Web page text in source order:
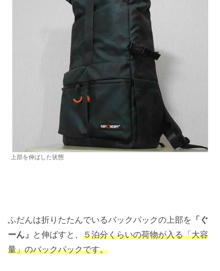
上部を伸ばした状態
ふだんは折りたたんでいるバックパックの上部を 「ぐ
ーん」
と伸ばすと、 ５泊分くらいの荷物が入る「大容
量」のバックパックです。